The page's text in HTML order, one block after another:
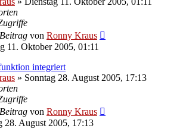
von Ronny Kraus
11. Oktober 2005, 01:11
integriert
» Sonntag 28. August 2005, 17:13
von Ronny Kraus
28. August 2005, 17:13